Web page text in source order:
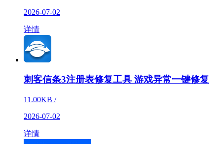
2026-07-02
详情
刺客信条3注册表修复工具 游戏异常一键修复
11.00KB /
2026-07-02
详情